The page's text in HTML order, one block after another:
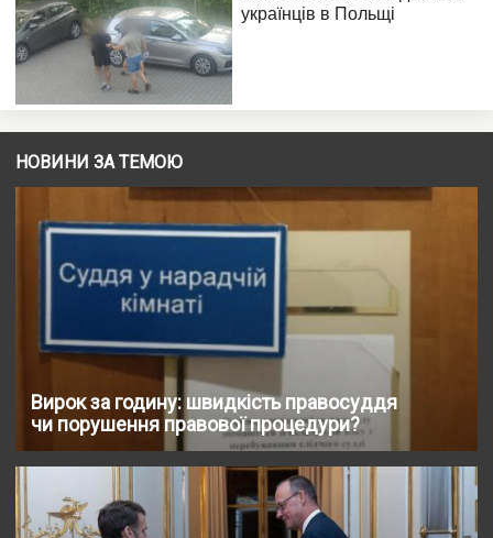
НОВИНИ ЗА ТЕМОЮ
Вирок за годину: швидкість правосуддя
чи порушення правової процедури?